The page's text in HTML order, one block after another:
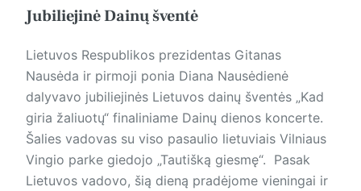
Jubiliejinė Dainų šventė
Lietuvos Respublikos prezidentas Gitanas
Nausėda ir pirmoji ponia Diana Nausėdienė
dalyvavo jubiliejinės Lietuvos dainų šventės „Kad
giria žaliuotų“ finaliniame Dainų dienos koncerte.
Šalies vadovas su viso pasaulio lietuviais Vilniaus
Vingio parke giedojo „Tautišką giesmę“. Pasak
Lietuvos vadovo, šią dieną pradėjome vieningai ir